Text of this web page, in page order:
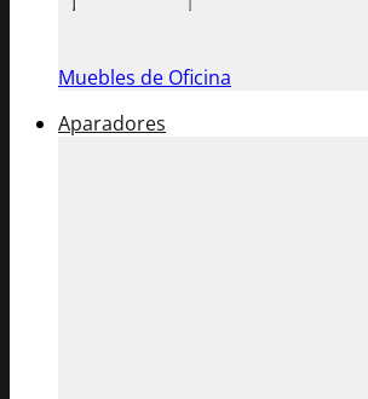
Muebles de Oficina
Aparadores